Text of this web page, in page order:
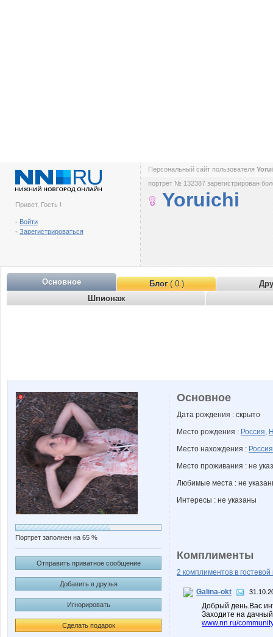
Привет, Гость !
- Войти
- Зарегистрироваться
Персональный сайт пользователя
портрет № 132387 зарегистрирован
Yoruichi
Основное Блог( 0 )
Шпионаж
Портрет заполнен на 65 %
Отправить приватное сообщение
Добавить в друзья
Игнорировать
Сделать подарок
Основное
Дата рождения : скрыто
Место рождения : Россия,
Место нахождения : Россия
Место проживания : не
Любимые места : не
Интересы : не указаны
Комплименты
2 комплиментов в гостевой
Galina-okt
Добрый день.Вас
Заходите на
www.nn.ru/